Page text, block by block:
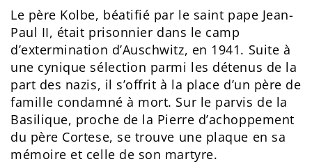
Le père Kolbe, béatifié par le saint pape Jean-
Paul II, était prisonnier dans le camp
d’extermination d’Auschwitz, en 1941. Suite à
une cynique sélection parmi les détenus de la
part des nazis, il s’offrit à la place d’un père de
famille condamné à mort. Sur le parvis de la
Basilique, proche de la Pierre d’achoppement
du père Cortese, se trouve une plaque en sa
mémoire et celle de son martyre.